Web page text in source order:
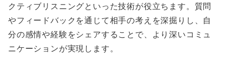
クティブリスニングといった技術が役立ちます。質問
やフィードバックを通じて相手の考えを深掘りし、自
分の感情や経験をシェアすることで、より深いコミュ
ニケーションが実現します。